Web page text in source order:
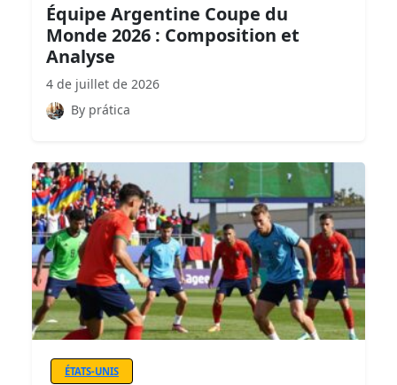
Équipe Argentine Coupe du
Monde 2026 : Composition et
Analyse
4 de juillet de 2026
By prática
ÉTATS-UNIS